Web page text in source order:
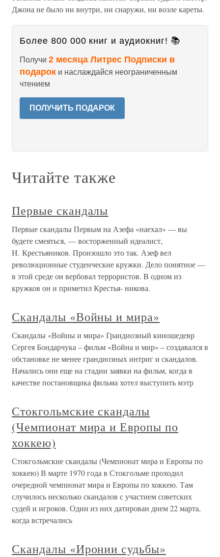
Джона не было ни внутри, ни снаружи, ни возле кареты.
Более 800 000 книг и аудиокниг! 📚
Получи 2 месяца Литрес Подписки в
подарок и наслаждайся неограниченным
чтением
ПОЛУЧИТЬ ПОДАРОК
Читайте также
Первые скандалы
Первые скандалы Первым на Азефа «наехал» — вы
будете смеяться, — восторженный идеалист,
Н. Крестьяников. Произошло это так. Азеф вел
революционные студенческие кружки. Дело понятное —
в этой среде он вербовал террористов. В одном из
кружков он и приметил Крестья- никова.
Скандалы «Войны и мира»
Скандалы «Войны и мира» Грандиозный киношедевр
Сергея Бондарчука – фильм «Война и мир» – создавался в
обстановке не менее грандиозных интриг и скандалов.
Начались они еще на стадии заявки на фильм, когда в
качестве постановщика фильма хотел выступить мэтр
Стокгольмские скандалы
(Чемпионат мира и Европы по
хоккею)
Стокгольмские скандалы (Чемпионат мира и Европы по
хоккею) В марте 1970 года в Стокгольме проходил
очередной чемпионат мира и Европы по хоккею. Там
случилось несколько скандалов с участием советских
судей и игроков. Один из них датирован днем 22 марта,
когда встречались
Скандалы «Иронии судьбы»